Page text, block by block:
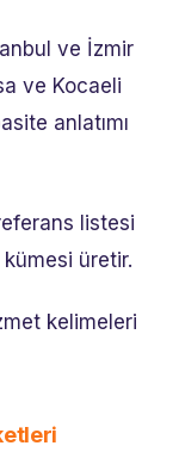
ve İzmir
ve Kocaeli
anlatımı
listesi
kümesi üretir.
kelimeleri